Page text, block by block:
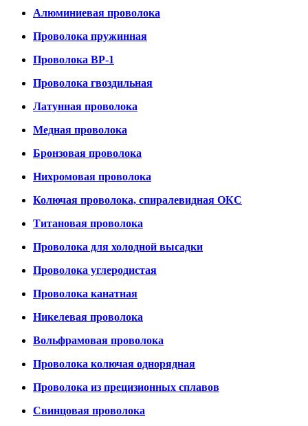
Алюминиевая проволока
Проволока пружинная
Проволока ВР-1
Проволока гвоздильная
Латунная проволока
Медная проволока
Бронзовая проволока
Нихромовая проволока
Колючая проволока, спиралевидная ОКС
Титановая проволока
Проволока для холодной высадки
Проволока углеродистая
Проволока канатная
Никелевая проволока
Вольфрамовая проволока
Проволока колючая однорядная
Проволока из прецизионных сплавов
Свинцовая проволока